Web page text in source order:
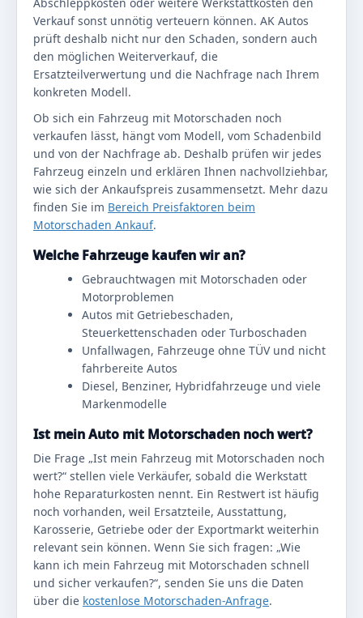
Verkauf sonst unnötig verteuern können. AK Autos
prüft deshalb nicht nur den Schaden, sondern auch
den möglichen Weiterverkauf, die
Ersatzteilverwertung und die Nachfrage nach Ihrem
konkreten Modell.
Ob sich ein Fahrzeug mit Motorschaden noch
verkaufen lässt, hängt vom Modell, vom Schadenbild
und von der Nachfrage ab. Deshalb prüfen wir jedes
Fahrzeug einzeln und erklären Ihnen nachvollziehbar,
wie sich der Ankaufspreis zusammensetzt. Mehr dazu
finden Sie im Bereich Preisfaktoren beim
Motorschaden Ankauf.
Welche Fahrzeuge kaufen wir an?
Gebrauchtwagen mit Motorschaden oder
Motorproblemen
Autos mit Getriebeschaden,
Steuerkettenschaden oder Turboschaden
Unfallwagen, Fahrzeuge ohne TÜV und nicht
fahrbereite Autos
Diesel, Benziner, Hybridfahrzeuge und viele
Markenmodelle
Ist mein Auto mit Motorschaden noch wert?
Die Frage „Ist mein Fahrzeug mit Motorschaden noch
wert?“ stellen viele Verkäufer, sobald die Werkstatt
hohe Reparaturkosten nennt. Ein Restwert ist häufig
noch vorhanden, weil Ersatzteile, Ausstattung,
Karosserie, Getriebe oder der Exportmarkt weiterhin
relevant sein können. Wenn Sie sich fragen: „Wie
kann ich mein Fahrzeug mit Motorschaden schnell
und sicher verkaufen?“, senden Sie uns die Daten
über die kostenlose Motorschaden-Anfrage.